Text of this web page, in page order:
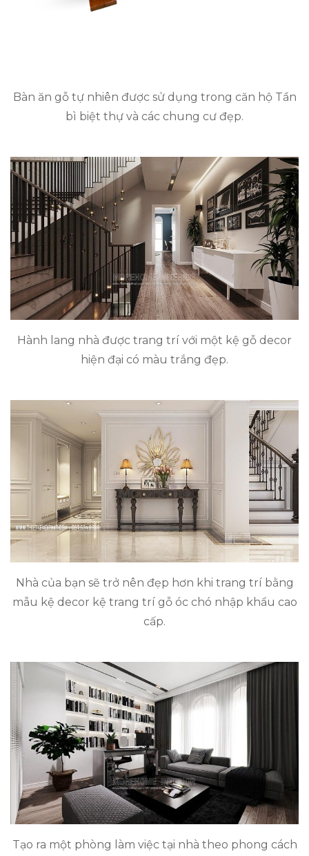
Bàn ăn gỗ tự nhiên được sử dụng trong căn hộ Tần
bì biệt thự và các chung cư đẹp.
Hành lang nhà được trang trí với một kệ gỗ decor
hiện đại có màu trắng đẹp.
Nhà của bạn sẽ trở nên đẹp hơn khi trang trí bằng
mẫu kệ decor kệ trang trí gỗ óc chó nhập khẩu cao
cấp.
Tạo ra một phòng làm việc tại nhà theo phong cách